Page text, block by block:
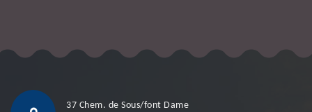
37 Chem. de Sous/font Dame